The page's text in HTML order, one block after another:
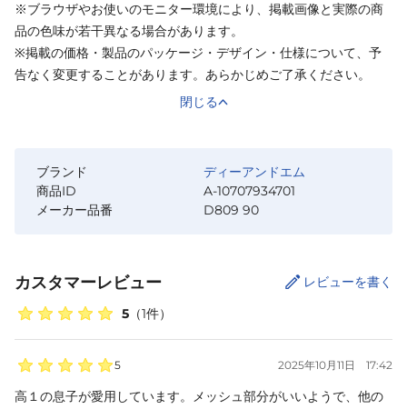
※ブラウザやお使いのモニター環境により、掲載画像と実際の商
品の色味が若干異なる場合があります。
※掲載の価格・製品のパッケージ・デザイン・仕様について、予
告なく変更することがあります。あらかじめご了承ください。
閉じる
ブランド
ディーアンドエム
商品ID
A-10707934701
メーカー品番
D809 90
カスタマーレビュー
5 （1件）
レビューを書く
5 2025年10月11日 17:42
高１の息子が愛用しています。メッシュ部分がいいようで、他の